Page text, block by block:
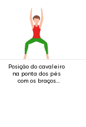
Posição do cavaleiro
na ponta dos pés
com os braços